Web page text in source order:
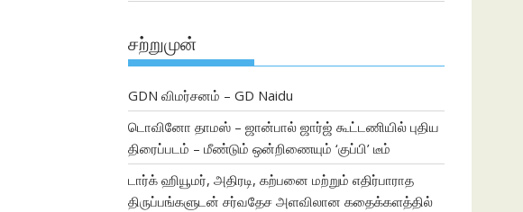
சற்றுமுன்
GDN விமர்சனம் – GD Naidu
டொவினோ தாமஸ் – ஜான்பால் ஜார்ஜ் கூட்டணியில் புதிய
திரைப்படம் – மீண்டும் ஒன்றிணையும் ‘குப்பி’ டீம்
டார்க் ஹியூமர், அதிரடி, கற்பனை மற்றும் எதிர்பாராத
திருப்பங்களுடன் சர்வதேச அளவிலான கதைக்களத்தில்